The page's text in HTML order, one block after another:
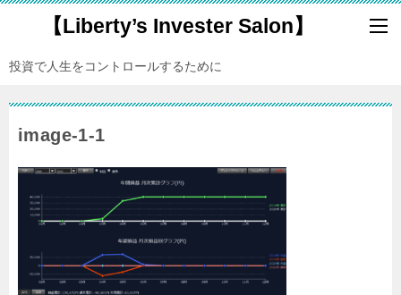
【Liberty’s Invester Salon】
投資で人生をコントロールするために
image-1-1